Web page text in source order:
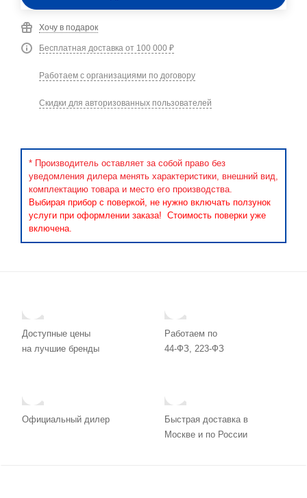
Хочу в подарок
Бесплатная доставка от 100 000 ₽
Работаем с организациями по договору
Скидки для авторизованных пользователей
* Производитель оставляет за собой право без
уведомления дилера менять характеристики, внешний вид,
комплектацию товара и место его производства.
Выбирая прибор с поверкой, не нужно включать ползунок
услуги при оформлении заказа! Стоимость поверки уже
включена.
Доступные цены
на лучшие бренды
Работаем по
44-ФЗ, 223-ФЗ
Официальный дилер
Быстрая доставка в
Москве и по России